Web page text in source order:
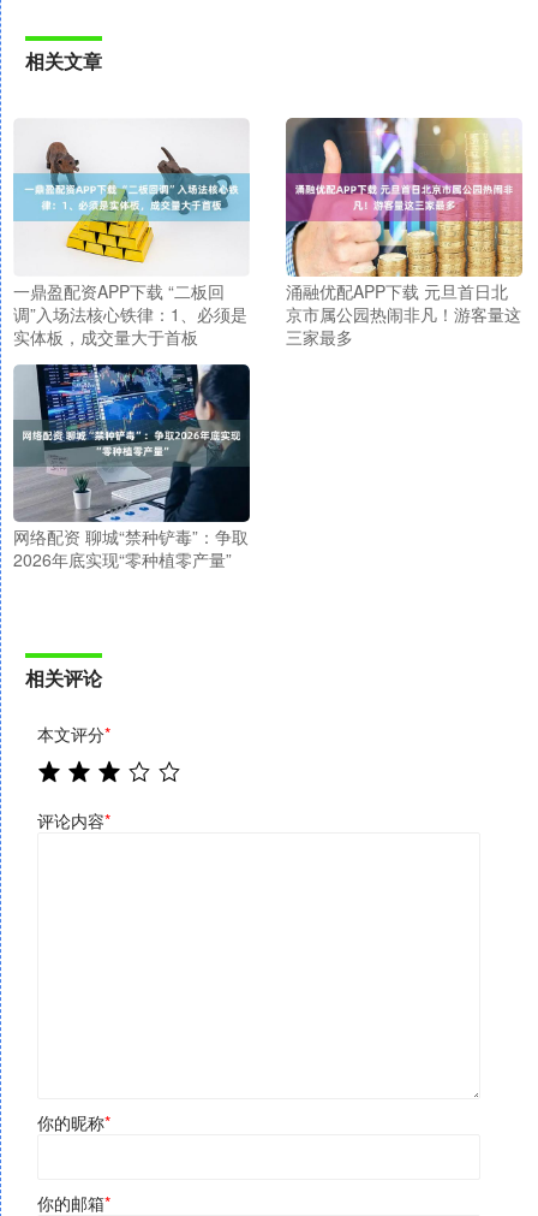
相关文章
一鼎盈配资APP下载 “二板回
调”入场法核心铁律：1、必须是
实体板，成交量大于首板
涌融优配APP下载 元旦首日北
京市属公园热闹非凡！游客量这
三家最多
网络配资 聊城“禁种铲毒”：争取
2026年底实现“零种植零产量”
相关评论
本文评分*
评论内容*
你的昵称*
你的邮箱*